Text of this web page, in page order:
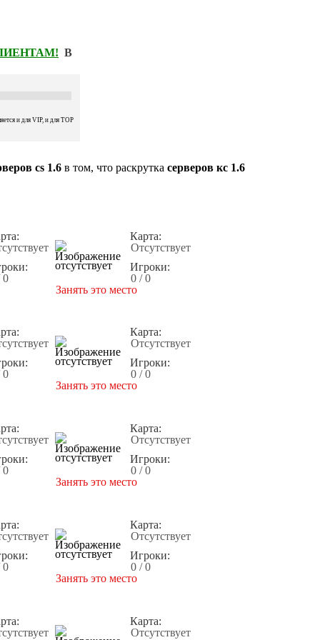
В
и для VIP, и для TOP
cs 1.6 в том, что раскрутка серверов кс 1.6
0
Карта:
Отсутствует
Игроки:
0 / 0
Занять это место
0
Карта:
Отсутствует
Игроки:
0 / 0
Занять это место
0
Карта:
Отсутствует
Игроки:
0 / 0
Занять это место
0
Карта:
Отсутствует
Игроки:
0 / 0
Занять это место
Карта:
Отсутствует